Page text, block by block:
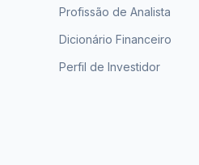
Profissão de Analista
Dicionário Financeiro
Perfil de Investidor